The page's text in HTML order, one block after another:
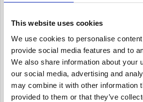
This website uses cookies
We use cookies to personalise
provide social media features and to
We also share information about your
our social media, advertising and
may combine it with other information
provided to them or that they’ve
有用情報
有用情報_ガバナンス体制を整
有用情報_個人データ台帳の保
カニズムの保守
有用情報_内部のデータ・プラ
ーを保守